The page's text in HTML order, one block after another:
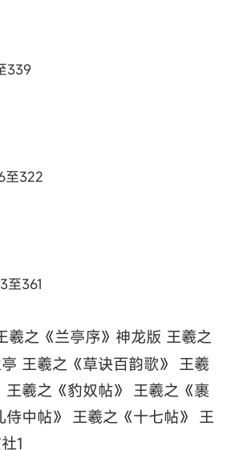
339
至322
361
羲之《兰亭序》神龙版 王羲之
王羲之《草诀百韵歌》 王羲
王羲之《豹奴帖》 王羲之《裹
侍中帖》 王羲之《十七帖》 王
1